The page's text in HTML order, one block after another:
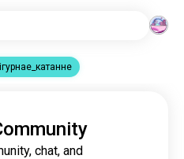
1.8M душы
1.7K душы
chat, and